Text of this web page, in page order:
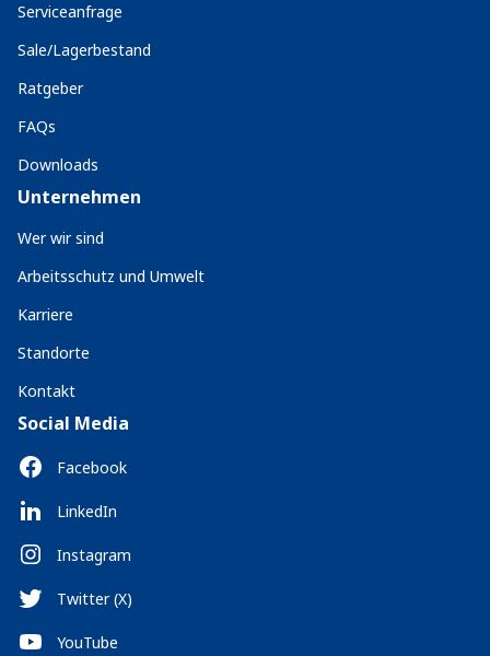
Serviceanfrage
Sale/Lagerbestand
Ratgeber
FAQs
Downloads
Unternehmen
Wer wir sind
Arbeitsschutz und Umwelt
Karriere
Standorte
Kontakt
Social Media
Facebook
LinkedIn
Instagram
Twitter (X)
YouTube